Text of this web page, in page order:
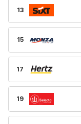
13
15
17
19